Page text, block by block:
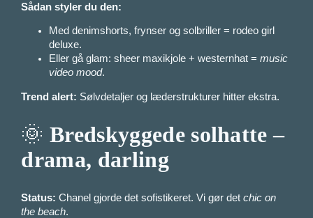
Sådan styler du den:
Med denimshorts, frynser og solbriller = rodeo girl
deluxe.
Eller gå glam: sheer maxikjole + westernhat =music
video mood.
Trend alert: Sølvdetaljer og læderstrukturer hitter ekstra.
🌞Bredskyggede solhatte –
drama, darling
Status: Chanel gjorde det sofistikeret. Vi gør detchic on
the beach.